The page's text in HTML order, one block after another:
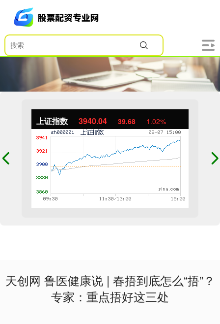
上证指数 3940.04 39.68 1.02%
天创网 鲁医健康说 | 春捂到底怎么“捂”？
专家：重点捂好这三处